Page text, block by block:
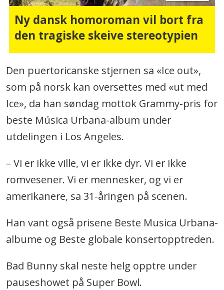
Ny dansk homoroman vil bort fra
den tragiske skeive stereotypien
Den puertoricanske stjernen sa «Ice out»,
som på norsk kan oversettes med «ut med
Ice», da han søndag mottok Grammy-pris for
beste Música Urbana-album under
utdelingen i Los Angeles.
– Vi er ikke ville, vi er ikke dyr. Vi er ikke
romvesener. Vi er mennesker, og vi er
amerikanere, sa 31-åringen på scenen.
Han vant også prisene Beste Musica Urbana-
albume og Beste globale konsertopptreden.
Bad Bunny skal neste helg opptre under
pauseshowet på Super Bowl.